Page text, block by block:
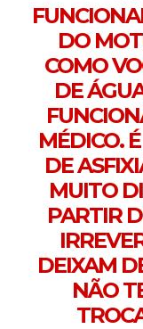
DO
COMO
DE
MÉDICO.
DE
MUITO
PARTIR
DEIXAM
NÃO